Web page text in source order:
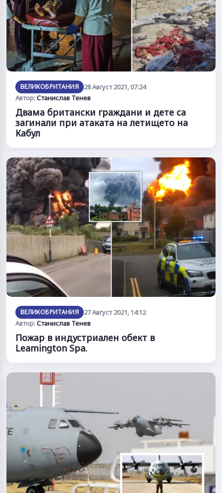
ВЕЛИКОБРИТАНИЯ
28 Август 2021, 07:24
Автор:Станислав Тенев
Двама британски граждани и дете са
загинали при атаката на летището на
Кабул
ВЕЛИКОБРИТАНИЯ
27 Август 2021, 14:12
Автор:Станислав Тенев
Пожар в индустриален обект в
Leamington Spa.